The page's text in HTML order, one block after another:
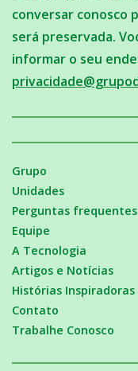
conversar conosco
será preservada.
informar o seu
Grupo
Unidades
Perguntas frequentes
Equipe
A Tecnologia
Artigos e Notícias
Histórias Inspiradoras
Contato
Trabalhe Conosco